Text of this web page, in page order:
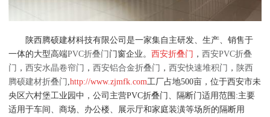
陕西腾硕建材科技有限公司是一家集自主研发、生产、销售于
一体的大型高端PVC折叠门 门窗企业。西安折叠门 ， 西安PVC折叠
门 ， 西安水晶卷帘门 ， 西安铝合金折叠门 ， 西安快速堆积门 ， 陕西
腾硕建材折叠门 ,http://www.zjmfk.com工厂占地500亩，位于西安市未
央区六村堡工业园中，公司主营PVC折叠门、隔断门适用范围:主要
适用于车间、商场、办公楼、展示厅和家庭装潢等场所的隔断用